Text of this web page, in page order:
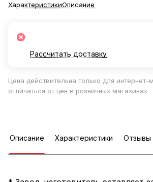
ХарактеристикиОписание
Рассчитать доставку
Цена действительна только для
отличаться от цен в розничных магазинах
Описание Характеристики Отзывы